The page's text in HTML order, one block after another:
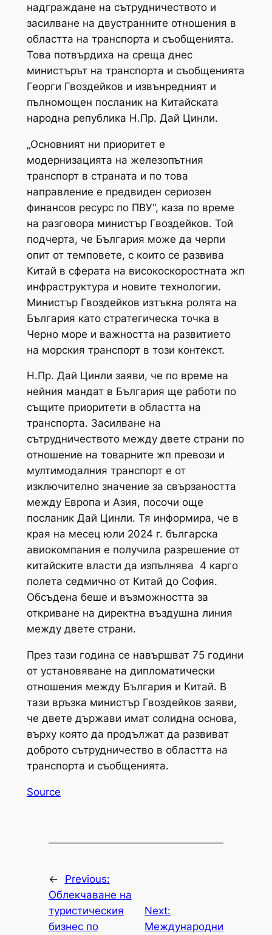
надграждане на сътрудничеството и
засилване на двустранните отношения в
областта на транспорта и съобщенията.
Това потвърдиха на среща днес
министърът на транспорта и съобщенията
Георги Гвоздейков и извънредният и
пълномощен посланик на Китайската
народна република Н.Пр. Дай Цинли.
„Основният ни приоритет е
модернизацията на железопътния
транспорт в страната и по това
направление е предвиден сериозен
финансов ресурс по ПВУ“, каза по време
на разговора министър Гвоздейков. Той
подчерта, че България може да черпи
опит от темповете, с които се развива
Китай в сферата на високоскоростната жп
инфраструктура и новите технологии.
Министър Гвоздейков изтъкна ролята на
България като стратегическа точка в
Черно море и важността на развитието
на морския транспорт в този контекст.
Н.Пр. Дай Цинли заяви, че по време на
нейния мандат в България ще работи по
същите приоритети в областта на
транспорта. Засилване на
сътрудничеството между двете страни по
отношение на товарните жп превози и
мултимодалния транспорт е от
изключително значение за свързаността
между Европа и Азия, посочи още
посланик Дай Цинли. Тя информира, че в
края на месец юли 2024 г. българска
авиокомпания е получила разрешение от
китайските власти да изпълнява 4 карго
полета седмично от Китай до София.
Обсъдена беше и възможността за
откриване на директна въздушна линия
между двете страни.
През тази година се навършват 75 години
от установяване на дипломатически
отношения между България и Китай. В
тази връзка министър Гвоздейков заяви,
че двете държави имат солидна основа,
върху която да продължат да развиват
доброто сътрудничество в областта на
транспорта и съобщенията.
Source
←
Previous:
Облекчаване на
туристическия
бизнес по
Next:
Международни